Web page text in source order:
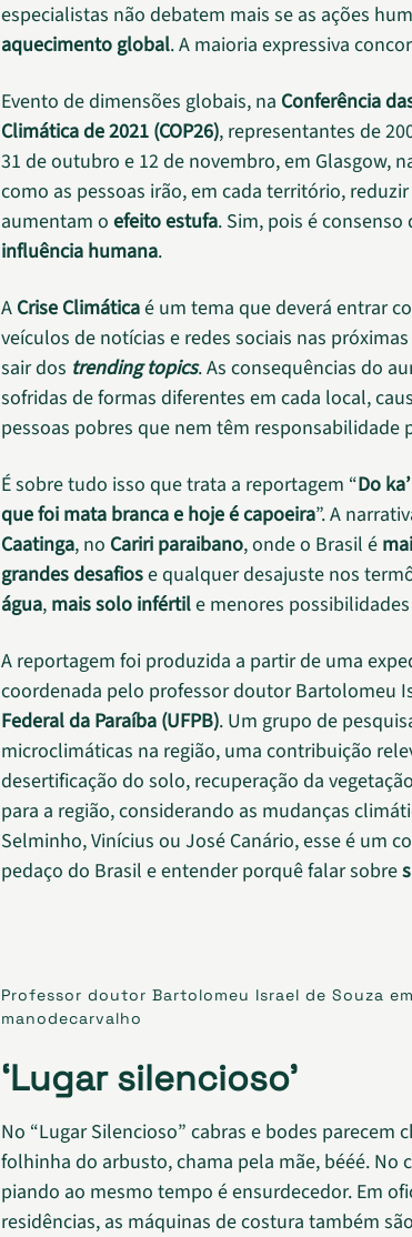
especialistas não debatem mais se as ações
aquecimento global. A maioria expressiva
Evento de dimensões globais, na Conferência
Climática de 2021 (COP26), representantes de
31 de outubro e 12 de novembro, em Glasgow,
como as pessoas irão, em cada território, reduzir
aumentam o efeito estufa. Sim, pois é
influência humana.
A Crise Climáticaé um tema que deverá entrar
veículos de notícias e redes sociais nas
sair dos trending topics. As consequências do
sofridas de formas diferentes em cada local,
pessoas pobres que nem têm responsabilidade
É sobre tudo isso que trata a reportagem “Do
que foi mata branca e hoje é capoeira”. A
Caatinga, no Cariri paraibano, onde o Brasil é
grandes desafiose qualquer desajuste nos
água, mais solo infértile menores
A reportagem foi produzida a partir de uma
coordenada pelo professor doutor Bartolomeu
Federal da Paraíba (UFPB). Um grupo de
microclimáticas na região, uma contribuição
desertificação do solo, recuperação da
para a região, considerando as mudanças
Selminho, Vinícius ou José Canário, esse é um
pedaço do Brasil e entender porquê falar sobre
Professor doutor Bartolomeu Israel de Souza
manodecarvalho
‘Lugar silencioso’
No “Lugar Silencioso” cabras e bodes parecem
folhinha do arbusto, chama pela mãe, bééé. No
piando ao mesmo tempo é ensurdecedor. Em
residências, as máquinas de costura também